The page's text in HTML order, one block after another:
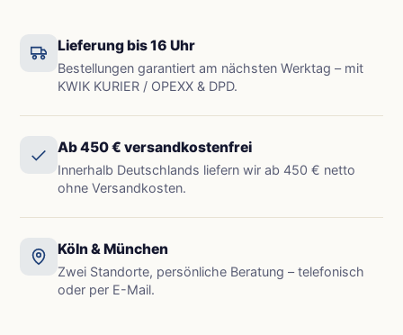
Lieferung bis 16 Uhr
Bestellungen garantiert am nächsten Werktag – mit
KWIK KURIER / OPEXX & DPD.
Ab 450 € versandkostenfrei
Innerhalb Deutschlands liefern wir ab 450 € netto
ohne Versandkosten.
Köln & München
Zwei Standorte, persönliche Beratung – telefonisch
oder per E-Mail.